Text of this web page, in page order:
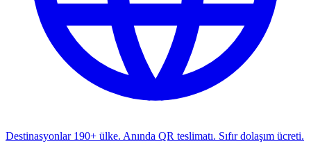
Destinasyonlar 190+ ülke. Anında QR teslimatı. Sıfır dolaşım ücreti.